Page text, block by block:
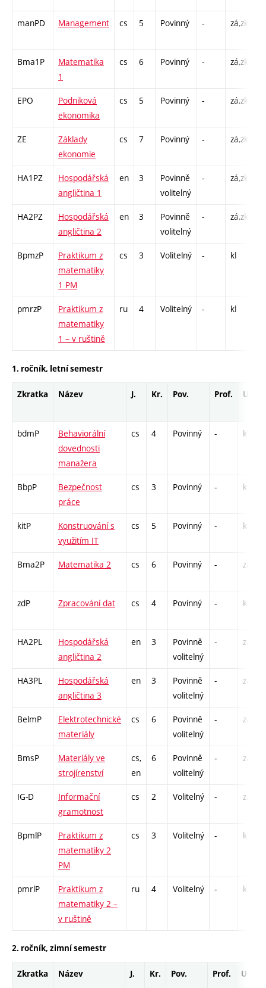
manPD Management cs 5 Povinný - zá,zk
Bma1P
Matematika
1
cs 6 Povinný - zá,zk
EPO
Podniková
ekonomika
cs 5 Povinný - zá,zk
ZE
Základy
ekonomie
cs 7 Povinný - zá,zk
HA1PZ
Hospodářská
angličtina 1
en 3
Povinně
volitelný
- zá,zk
HA2PZ
Hospodářská
angličtina 2
en 3
Povinně
volitelný
- zá,zk
BpmzP
Praktikum z
matematiky
1 PM
cs 3 Volitelný - kl
pmrzP
Praktikum z
matematiky
1 – v ruštině
ru 4 Volitelný - kl
1. ročník, letní semestr
Zkratka Název J. Kr. Pov. Prof. Uk.
bdmP
Behaviorální
dovednosti
manažera
cs 4 Povinný - kl
BbpP
Bezpečnost
práce
cs 3 Povinný - kl
kitP
Konstruování s
využitím IT
cs 5 Povinný - kl
Bma2P Matematika 2 cs 6 Povinný - zá,zk
zdP Zpracování dat cs 4 Povinný - kl
HA2PL
Hospodářská
angličtina 2
en 3
Povinně
volitelný
- zá,zk
HA3PL
Hospodářská
angličtina 3
en 3
Povinně
volitelný
- zá,zk
BelmP
Elektrotechnické
materiály
cs 6
Povinně
volitelný
- zá,zk
BmsP
Materiály ve
strojírenství
cs,
en
6
Povinně
volitelný
- zá,zk
IG-D
Informační
gramotnost
cs 2 Volitelný - zá
BpmlP
Praktikum z
matematiky 2
PM
cs 3 Volitelný - kl
pmrlP
Praktikum z
matematiky 2 –
v ruštině
ru 4 Volitelný - kl
2. ročník, zimní semestr
Zkratka Název J. Kr. Pov. Prof. Uk.